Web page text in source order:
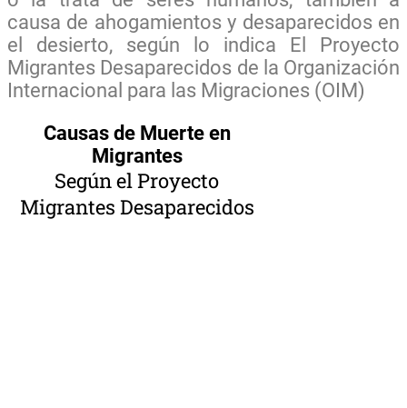
causa de ahogamientos y desaparecidos en
el desierto, según lo indica El Proyecto
Migrantes Desaparecidos de la Organización
Internacional para las Migraciones (OIM)
Causas de Muerte en
Migrantes
Según el Proyecto
Migrantes Desaparecidos